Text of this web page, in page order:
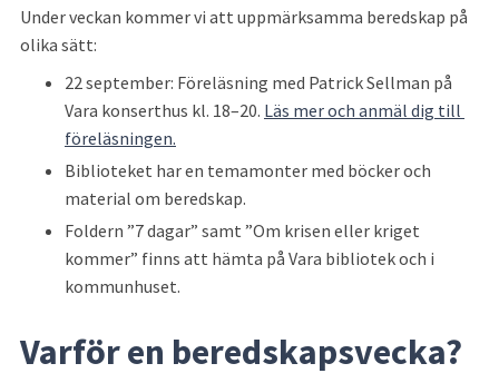
Under veckan kommer vi att uppmärksamma beredskap på
olika sätt:
22 september: Föreläsning med Patrick Sellman på
Vara konserthus kl. 18–20. Läs mer och anmäl dig till
föreläsningen.
Biblioteket har en temamonter med böcker och
material om beredskap.
Foldern ”7 dagar” samt ”Om krisen eller kriget
kommer” finns att hämta på Vara bibliotek och i
kommunhuset.
Varför en beredskapsvecka?